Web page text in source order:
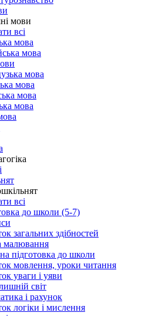
мови
всі
мова
мова
мова
мова
мова
мова
всі
до школи (5-7)
загальних здібностей
малювання
підготовка до школи
мовлення, уроки читання
уваги і уяви
світ
і рахунок
логіки і мислення